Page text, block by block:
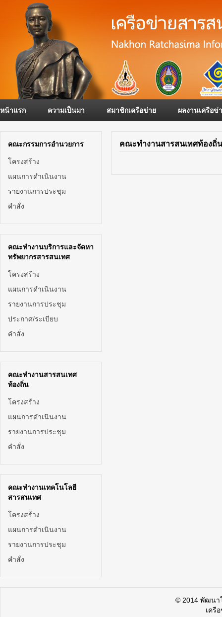
หน้าแรก ความเป็นมา สมาชิกเครือข่าย ผลงานเครือข่
คณะกรรมการอำนวยการ
โครงสร้าง
แผนการดำเนินงาน
รายงานการประชุม
คำสั่ง
คณะทำงานบริการและจัดหา
ทรัพยากรสารสนเทศ
โครงสร้าง
แผนการดำเนินงาน
รายงานการประชุม
ประกาศ/ระเบียบ
คำสั่ง
คณะทำงานสารสนเทศ
ท้องถิ่น
โครงสร้าง
แผนการดำเนินงาน
รายงานการประชุม
คำสั่ง
คณะทำงานเทคโนโลยี
สารสนเทศ
โครงสร้าง
แผนการดำเนินงาน
รายงานการประชุม
คำสั่ง
คณะทำงานสารสนเทศท้องถิ่
© 2014 พัฒนา
เครื